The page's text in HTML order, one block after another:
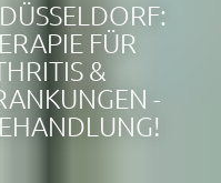
FÜR
&
-